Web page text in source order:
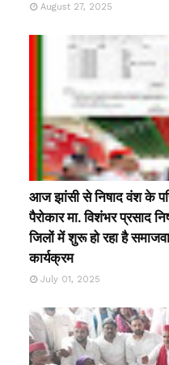
August 27, 2025
आज झांसी से निषाद वंश के
पैरोकार मा. विशंभर प्रसाद
जिलों में शुरू हो रहा है
कार्यक्रम
July 01, 2025